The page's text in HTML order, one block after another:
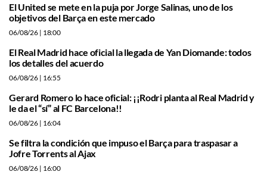
El United se mete en la puja por Jorge Salinas, uno de los
objetivos del Barça en este mercado
06/08/26 | 18:00
El Real Madrid hace oficial la llegada de Yan Diomande: todos
los detalles del acuerdo
06/08/26 | 16:55
Gerard Romero lo hace oficial: ¡¡Rodri planta al Real Madrid y
le da el “sí” al FC Barcelona!!
06/08/26 | 16:04
Se filtra la condición que impuso el Barça para traspasar a
Jofre Torrents al Ajax
06/08/26 | 16:00